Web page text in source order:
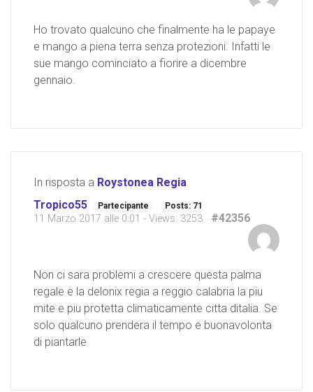
Ho trovato qualcuno che finalmente ha le papaye
e mango a piena terra senza protezioni. Infatti le
sue mango cominciato a fiorire a dicembre
gennaio.
In risposta a Roystonea Regia
Tropico55
Partecipante Posts: 71
11 Marzo 2017 alle 0:01 - Views: 3253 #42356
Non ci sara problemi a crescere questa palma
regale e la delonix regia a reggio calabria la piu
mite e piu protetta climaticamente citta ditalia. Se
solo qualcuno prendera il tempo e buonavolonta
di piantarle